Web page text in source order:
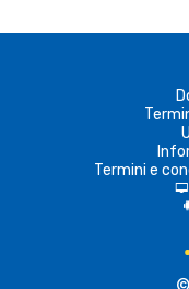
Termini e
d